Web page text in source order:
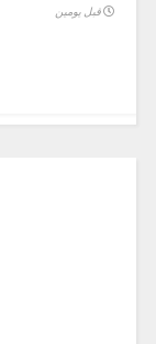
قبل يومين